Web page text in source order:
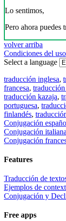
Lo sentimos,
Pero ahora puedes
volver arriba
Condiciones del uso
Select a language
traducción inglesa,
francesa, traducción
traducción kazaja,
portuguesa,
finlandés,
Conjugación
Conjugación italiana
Conjugación
Features
Traducción de
Ejemplos de
Conjugación y
Free apps